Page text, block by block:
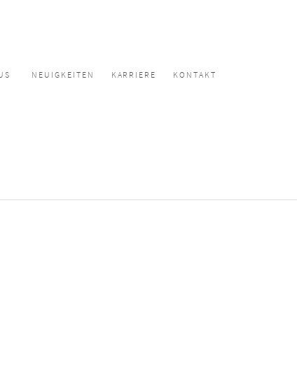
NEUIGKEITEN KARRIERE KONTAKT